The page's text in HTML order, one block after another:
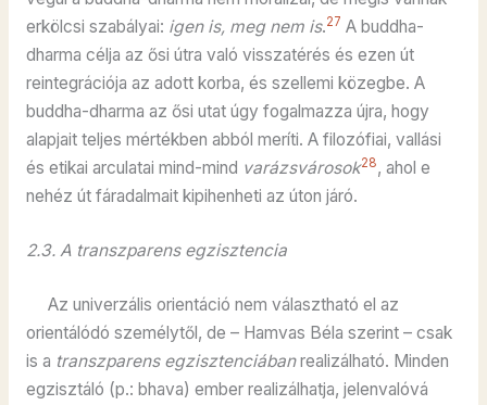
erkölcsi szabályai: igen is, meg nem is.27 A buddha-
dharma célja az ősi útra való visszatérés és ezen út
reintegrációja az adott korba, és szellemi közegbe. A
buddha-dharma az ősi utat úgy fogalmazza újra, hogy
alapjait teljes mértékben abból meríti. A filozófiai, vallási
és etikai arculatai mind-mind varázsvárosok28, ahol e
nehéz út fáradalmait kipihenheti az úton járó.
2.3. A transzparens egzisztencia
Az univerzális orientáció nem választható el az
orientálódó személytől, de – Hamvas Béla szerint – csak
is a transzparens egzisztenciábanrealizálható. Minden
egzisztáló (p.: bhava) ember realizálhatja, jelenvalóvá